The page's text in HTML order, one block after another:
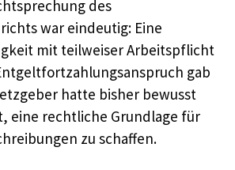
des
war eindeutig: Eine
mit teilweiser Arbeitspflicht
gab
hatte bisher bewusst
eine rechtliche Grundlage für
zu schaffen.